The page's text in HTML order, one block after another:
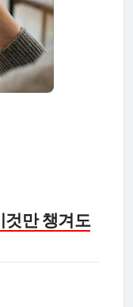
것만 챙겨도